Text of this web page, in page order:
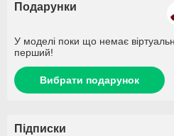
Подарунки
У моделі поки що немає
перший!
Вибрати подарунок
Підписки